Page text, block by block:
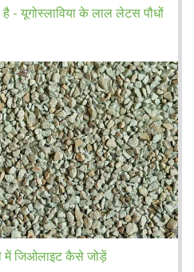
- यूगोस्लाविया के लाल लेटस पौधों
में जिओलाइट कैसे जोड़ें